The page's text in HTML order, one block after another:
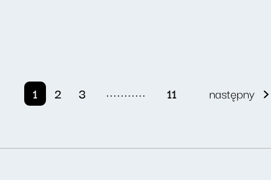
1 2 3 ........... 11 następny